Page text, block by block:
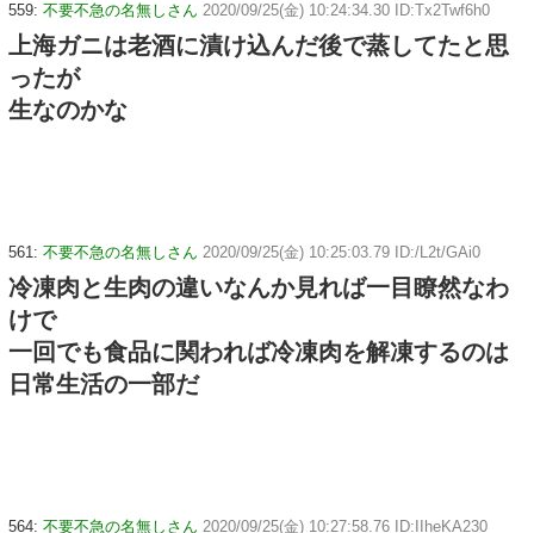
559: 不要不急の名無しさん 2020/09/25(金) 10:24:34.30 ID:Tx2Twf6h0
上海ガニは老酒に漬け込んだ後で蒸してたと思
ったが
生なのかな
561: 不要不急の名無しさん 2020/09/25(金) 10:25:03.79 ID:/L2t/GAi0
冷凍肉と生肉の違いなんか見れば一目瞭然なわ
けで
一回でも食品に関われば冷凍肉を解凍するのは
日常生活の一部だ
564: 不要不急の名無しさん 2020/09/25(金) 10:27:58.76 ID:IIheKA230